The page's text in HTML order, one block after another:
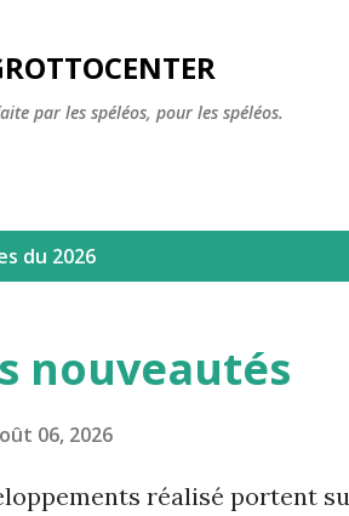
par les spéléos, pour les spéléos.
du 2026
nouveautés
06, 2026
réalisé portent